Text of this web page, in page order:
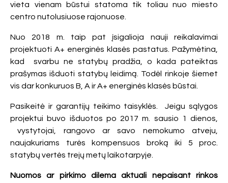
vieta vienam būstui statoma tik toliau nuo miesto
centro nutolusiuose rajonuose.
Nuo 2018 m. taip pat įsigalioja nauji reikalavimai
projektuoti A+ energinės klasės pastatus. Pažymėtina,
kad svarbu ne statybų pradžia, o kada pateiktas
prašymas išduoti statybų leidimą. Todėl rinkoje šiemet
vis dar konkuruos B, A ir A+ energinės klasės būstai.
Pasikeitė ir garantijų teikimo taisyklės. Jeigu sąlygos
projektui buvo išduotos po 2017 m. sausio 1 dienos,
vystytojai, rangovo ar savo nemokumo atveju,
naujakuriams turės kompensuos broką iki 5 proc.
statybų vertės trejų metų laikotarpyje.
Nuomos ar pirkimo dilema aktuali nepaisant rinkos